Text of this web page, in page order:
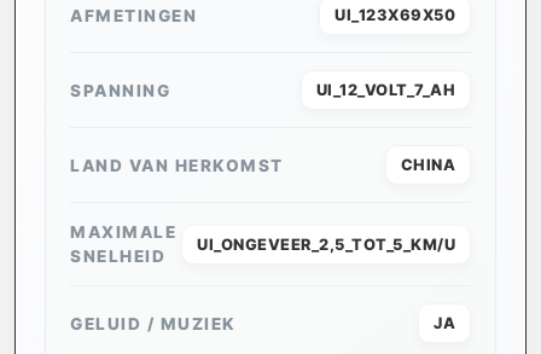
AFMETINGEN UI_123X69X50
SPANNING UI_12_VOLT_7_AH
LAND VAN HERKOMST CHINA
MAXIMALE
SNELHEID
UI_ONGEVEER_2,5_TOT_5_KM/U
GELUID / MUZIEK JA